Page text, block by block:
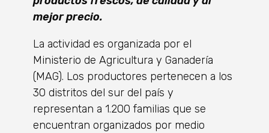
mejor precio.
La actividad es organizada por el
Ministerio de Agricultura y Ganadería
(MAG). Los productores pertenecen a los
30 distritos del sur del país y
representan a 1.200 familias que se
encuentran organizados por medio